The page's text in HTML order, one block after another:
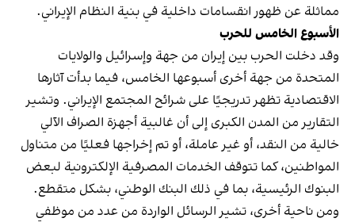
مماثلة عن ظهور انقسامات داخلية في بنية النظام الإيراني.
الأسبوع الخامس للحرب
وقد دخلت الحرب بين إيران من جهة وإسرائيل والولايات
المتحدة من جهة أخرى أسبوعها الخامس، فيما بدأت آثارها
الاقتصادية تظهر تدريجيًا على شرائح المجتمع الإيراني. وتشير
التقارير من المدن الكبرى إلى أن غالبية أجهزة الصراف الآلي
خالية من النقد، أو غير عاملة، أو تم إخراجها فعليًا من متناول
المواطنين، كما تتوقف الخدمات المصرفية الإلكترونية لبعض
البنوك الرئيسية، بما في ذلك البنك الوطني، بشكل متقطع.
ومن ناحية أخرى، تشير الرسائل الواردة من عدد من موظفي